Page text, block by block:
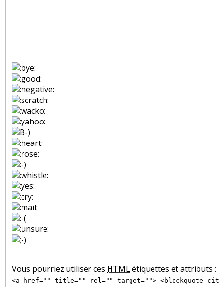
Vous pourriez utiliser ces HTMLétiquettes et attributs :
<a href="" title="" rel="" target=""> <blockquote